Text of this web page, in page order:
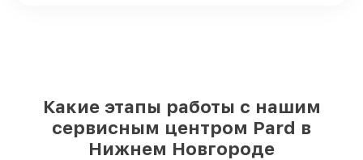
Какие этапы работы с нашим
сервисным центром Pard в
Нижнем Новгороде